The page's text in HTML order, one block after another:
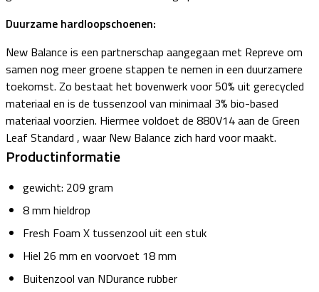
Duurzame hardloopschoenen:
New Balance is een partnerschap aangegaan met Repreve om
samen nog meer groene stappen te nemen in een duurzamere
toekomst. Zo bestaat het bovenwerk voor 50% uit gerecycled
materiaal en is de tussenzool van minimaal 3% bio-based
materiaal voorzien. Hiermee voldoet de 880V14 aan de Green
Leaf Standard , waar New Balance zich hard voor maakt.
Productinformatie
gewicht: 209 gram
8 mm hieldrop
Fresh Foam X tussenzool uit een stuk
Hiel 26 mm en voorvoet 18 mm
Buitenzool van NDurance rubber